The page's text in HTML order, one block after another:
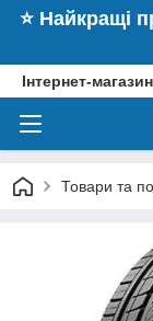
⭐️ Найкращі
Інтернет-
Товари та